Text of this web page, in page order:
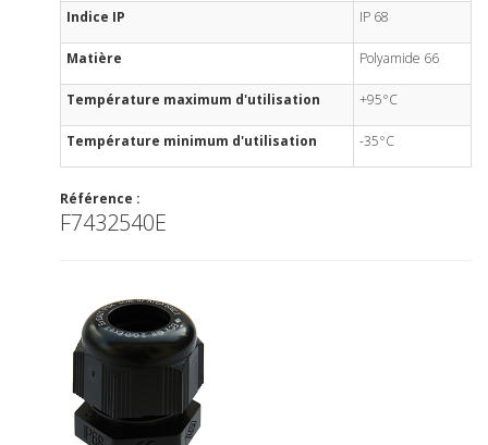
Indice IP IP 68
Matière Polyamide 66
Température maximum d'utilisation +95°C
Température minimum d'utilisation -35°C
Référence :
F7432540E